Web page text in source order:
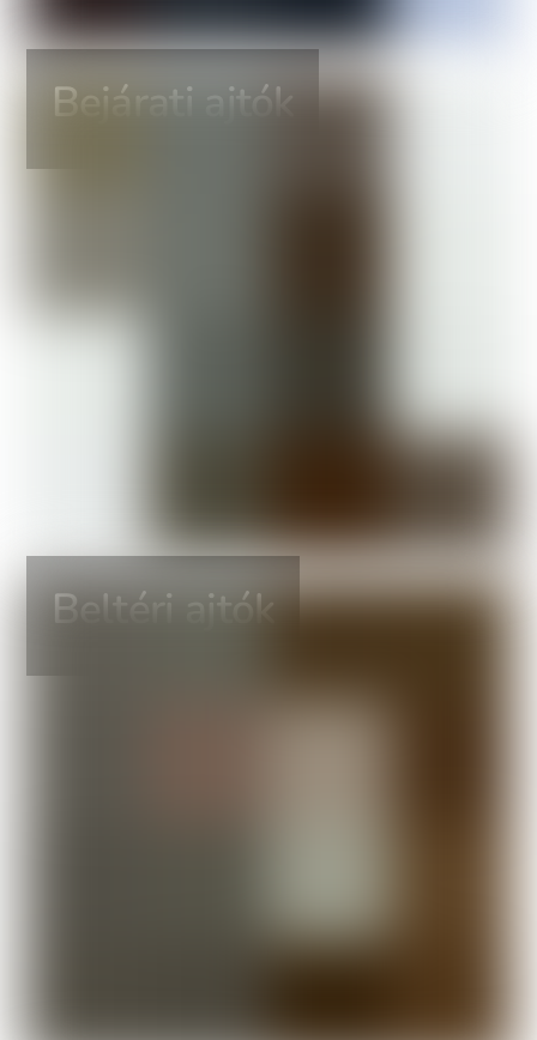
Bejárati ajtók
Beltéri ajtók